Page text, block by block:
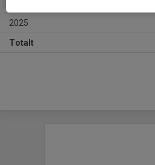
2025
Totalt